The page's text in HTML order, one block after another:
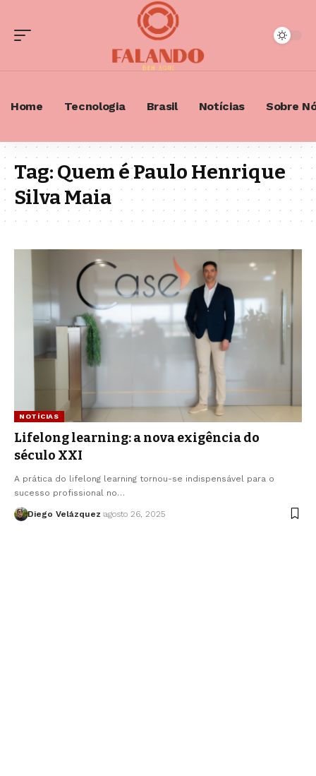
Home Tecnologia Brasil Notícias Sobre
Tag:Quem é Paulo Henrique
Silva Maia
NOTÍCIAS
Lifelong learning: a nova exigência do
século XXI
A prática do lifelong learning tornou-se indispensável para o
sucesso profissional no…
Diego Velázquez agosto 26, 2025